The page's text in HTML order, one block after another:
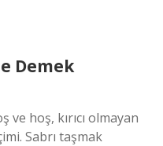
Demek
ve hoş, kırıcı olmayan
Sabrı taşmak